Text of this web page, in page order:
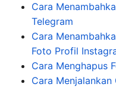
Cara
Telegram
Cara
Foto Profil
Cara Menghapus
Cara